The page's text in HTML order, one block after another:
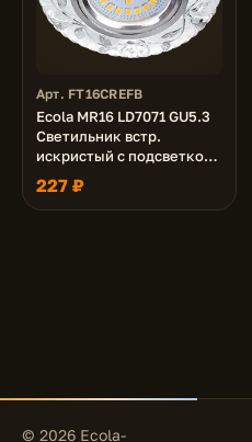
Арт. FT16CREFB
Ecola MR16 LD7071 GU5.3
Светильник встр.
искристый с подсветкой
"Розы" Прозрачный /
Хром 25x95
227 ₽
© 2026 Ecola-